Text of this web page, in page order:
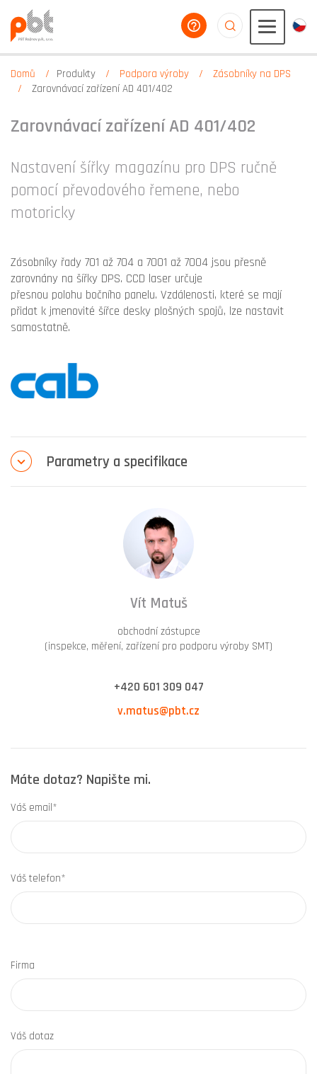
poradíme vám
Domů Produkty Podpora výroby
Zásobníky na DPS
Zarovnávací zařízení AD 401/402
Zarovnávací zařízení AD 401/402
Nastavení šířky magazínu pro DPS ručně
pomocí převodového řemene, nebo
motoricky
Zásobníky řady 701 až 704 a 7001 až 7004 jsou přesně
zarovnány na šířky DPS. CCD laser určuje
přesnou polohu bočního panelu. Vzdálenosti, které se mají
přidat k jmenovité šířce desky plošných spojů, lze nastavit
samostatně.
Parametry a specifikace
Vít Matuš
obchodní zástupce
(inspekce, měření, zařízení pro podporu výroby SMT)
+420 601 309 047
v.matus@pbt.cz
Máte dotaz? Napište mi.
Váš email*
Váš telefon*
Firma
Váš dotaz